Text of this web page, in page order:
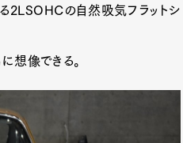
2LSOHCの自然吸気フラットシ
想像できる。